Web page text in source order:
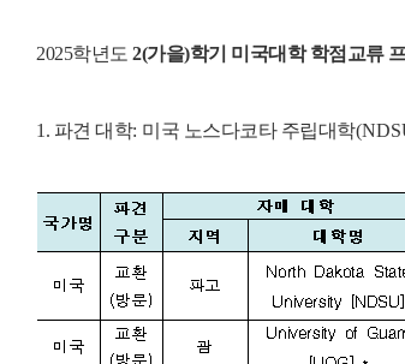
2025학년도 2(가을)학기 미국대학 학점교류
1. 파견 대학: 미국 노스다코타 주립대학